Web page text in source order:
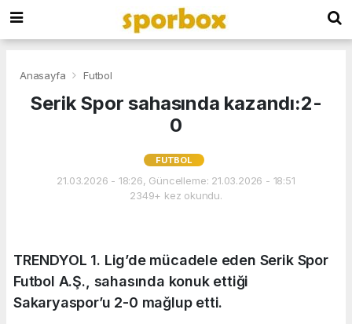
Anasayfa Futbol
Serik Spor sahasında kazandı:2-
0
FUTBOL
21.03.2026 - 18:26, Güncelleme: 21.03.2026 - 18:51
2349+ kez okundu.
TRENDYOL 1. Lig’de mücadele eden Serik Spor
Futbol A.Ş., sahasında konuk ettiği
Sakaryaspor’u 2-0 mağlup etti.